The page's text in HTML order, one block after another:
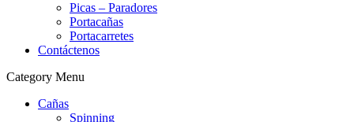
Picas – Paradores
Portacañas
Portacarretes
Contáctenos
Category Menu
Cañas
Spinning